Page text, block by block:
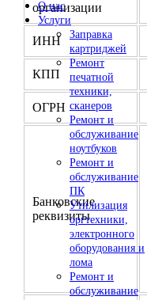
О нас
Услуги
Заправка
картриджей
Ремонт
печатной
техники,
сканеров
Ремонт и
обслуживание
ноутбуков
Ремонт и
обслуживание
ПК
Утилизация
оргтехники,
электронного
оборудования и
лома
Ремонт и
обслуживание
организации
ИНН
КПП
ОГРН
Банковские
реквизиты